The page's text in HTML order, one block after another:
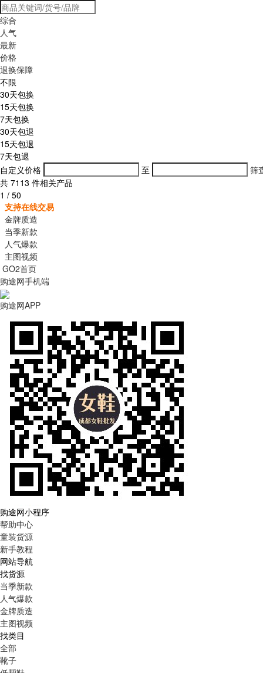
综合
人气
最新
价格
退换保障
不限
30天包换
15天包换
7天包换
30天包退
15天包退
7天包退
自定义价格
至
筛
共 7113 件相关产品
1 / 50
支持在线交易
金牌质造
当季新款
人气爆款
主图视频
GO2首页
购途网手机端
购途网APP
购途网小程序
帮助中心
童装货源
新手教程
网站导航
找货源
当季新款
人气爆款
金牌质造
主图视频
找类目
全部
靴子